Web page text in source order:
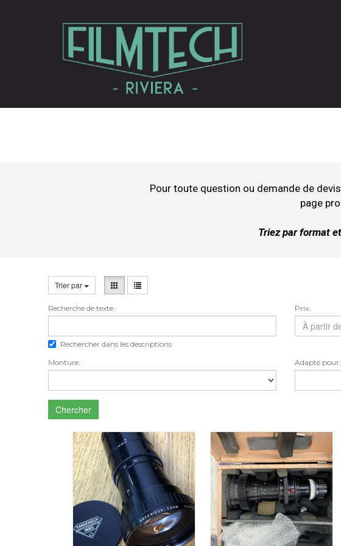
Pour toute question ou demande de
page
Triez par format
Trier par
Recherche de texte:
Rechercher dans les descriptions
Prix:
Monture: Adapté pour:
Chercher